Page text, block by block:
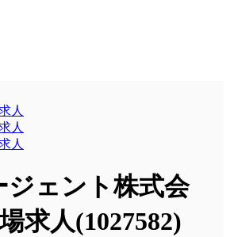
人
人
人
ジェント株式会
求人(1027582)